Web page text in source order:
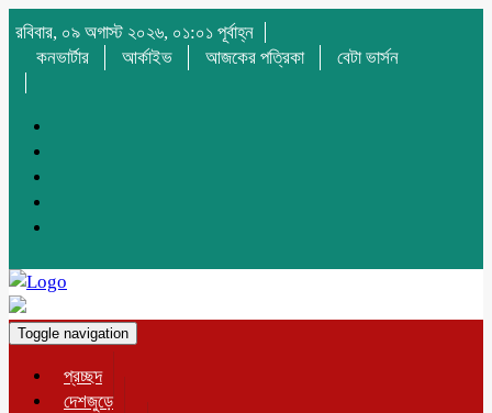
রবিবার, ০৯ অগাস্ট ২০২৬, ০১:০১ পূর্বাহ্ন
কনভার্টার
আর্কাইভ আজকের পত্রিকা বেটা ভার্সন
Toggle navigation
প্রচ্ছদ
দেশজুড়ে